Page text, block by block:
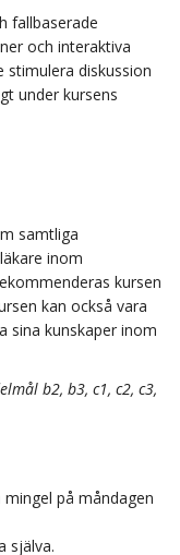
fallbaserade
och interaktiva
stimulera diskussion
under kursens
samtliga
inom
kursen
kan också vara
sina kunskaper inom
b2, b3, c1, c2, c3,
på måndagen
själva.